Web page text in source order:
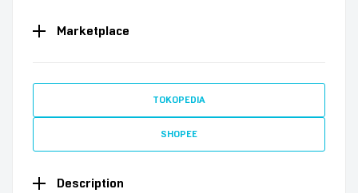
Marketplace
TOKOPEDIA
SHOPEE
Description